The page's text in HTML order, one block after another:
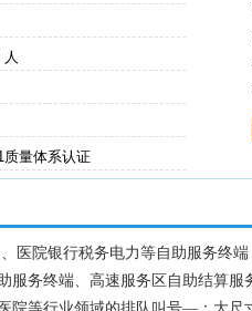
人
质量体系认证
医院银行税务电力等自助服务终
服务终端、高速服务区自助结算